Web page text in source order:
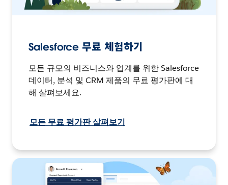
Salesforce 무료 체험하기
모든 규모의 비즈니스와 업계를 위한 Salesforce
데이터, 분석 및 CRM 제품의 무료 평가판에 대
해 살펴보세요.
모든 무료 평가판 살펴보기